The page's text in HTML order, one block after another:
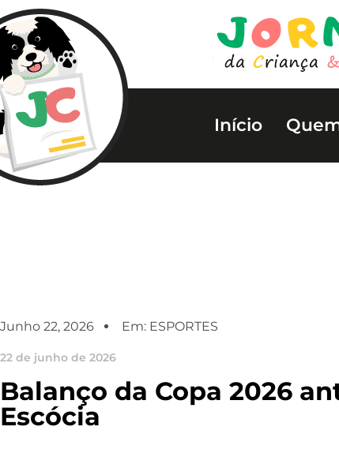
Início
Junho 22, 2026 Em: ESPORTES
22 de junho de 2026
Balanço da Copa 2026
Escócia